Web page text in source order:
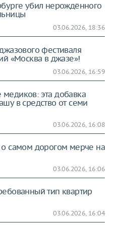
убил нерождённого
03.06.2026, 18:36
фестиваля
«Москва в джазе»!
03.06.2026, 16:59
эта добавка
в средство от семи
03.06.2026, 16:08
самом дорогом мерче на
03.06.2026, 16:06
тип квартир
03.06.2026, 16:04